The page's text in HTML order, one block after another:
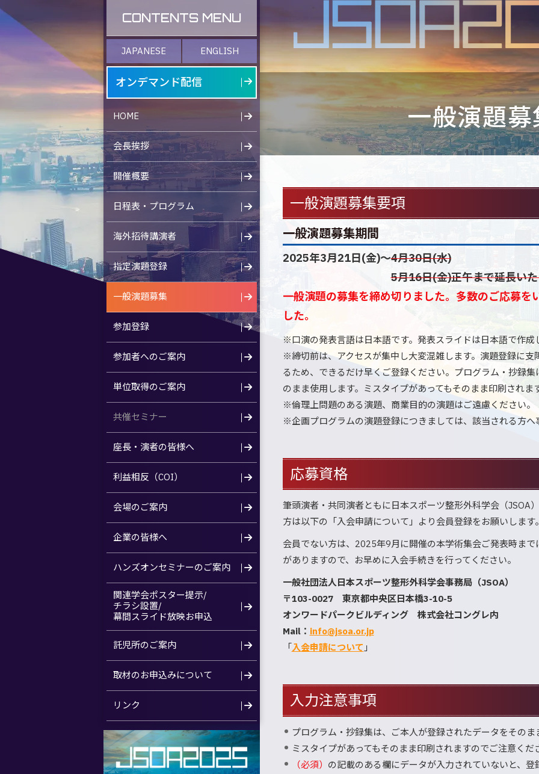
CONTENTS MENU
JAPANESE ENGLISH
オンデマンド配信
HOME
会長挨拶
開催概要
日程表・プログラム
海外招待講演者
指定演題登録
一般演題募集
参加登録
参加者へのご案内
単位取得のご案内
共催セミナー
座長・演者の皆様へ
利益相反（COI）
会場のご案内
企業の皆様へ
ハンズオンセミナーのご案内
関連学会ポスター提示/
チラシ設置/
幕間スライド放映お申込
託児所のご案内
取材のお申込みについて
リンク
一般演題募
一般演題募集要項
一般演題募集期間
2025年3月21日(金)～4月30日(水)
5月16日(金)正午まで延長い
一般演題の募集を締め切りました。多数のご応募を
した。
※口演の発表言語は日本語です。発表スライドは日本語で作成
※締切前は、アクセスが集中し大変混雑します。演題登録に支
るため、できるだけ早くご登録ください。プログラム・抄録
のまま使用します。ミスタイプがあってもそのまま印刷されま
※倫理上問題のある演題、商業目的の演題はご遠慮ください。
※企画プログラムの演題登録につきましては、該当される方へ
応募資格
筆頭演者・共同演者ともに日本スポーツ整形外科学会（JSOA
方は以下の「入会申請について」より会員登録をお願いします
会員でない方は、2025年9月に開催の本学術集会ご発表時ま
がありますので、お早めに入会手続きを行ってください。
一般社団法人日本スポーツ整形外科学会事務局（JSOA）
〒103-0027 東京都中央区日本橋3-10-5
オンワードパークビルディング 株式会社コングレ内
Mail： info@jsoa.or.jp
「 入会申請について 」
入力注意事項
プログラム・抄録集は、ご本人が登録されたデータをそのま
ミスタイプがあってもそのまま印刷されますのでご注意くだ
（必須） の記載のある欄にデータが入力されていないと、